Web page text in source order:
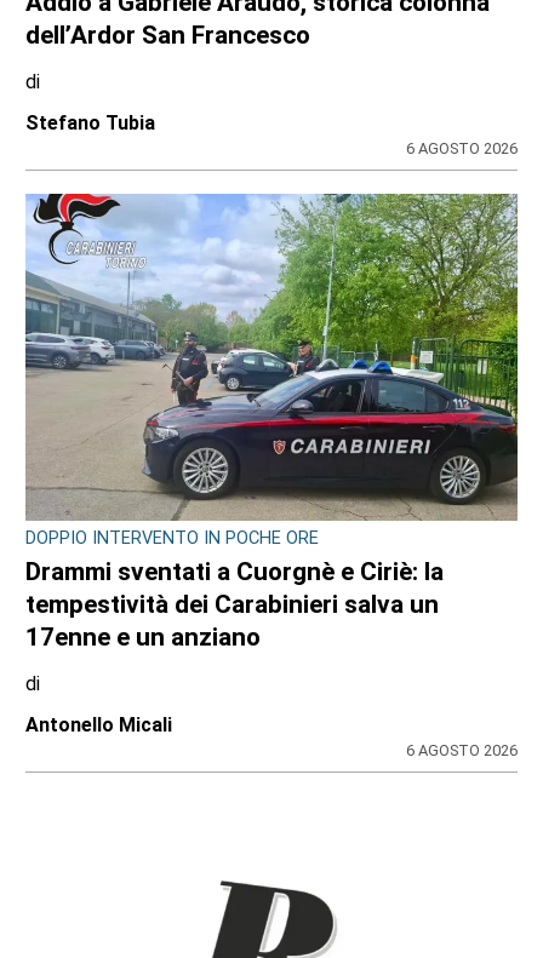
A Palazzo Lascaris la mostra “Romano
Gazzera. Nel regno dei fiori giganti”
di
Redazione CRP
EDITORIA E COOPERAZIONE
AGCI e FILE: un’alleanza per tutelare i
giornali locali e no profit
ULTIME NOTIZIE